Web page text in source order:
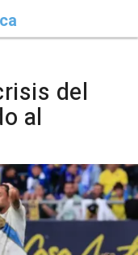
del
al